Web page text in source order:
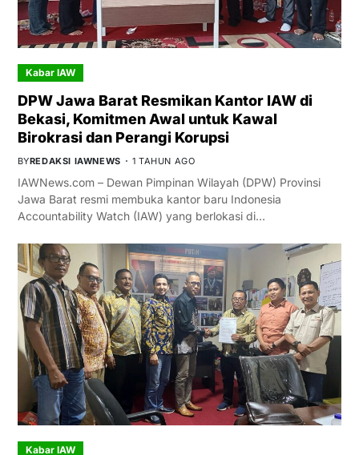
Kabar IAW
DPW Jawa Barat Resmikan Kantor IAW di
Bekasi, Komitmen Awal untuk Kawal
Birokrasi dan Perangi Korupsi
BYREDAKSI IAWNEWS 1 TAHUN AGO
IAWNews.com – Dewan Pimpinan Wilayah (DPW) Provinsi
Jawa Barat resmi membuka kantor baru Indonesia
Accountability Watch (IAW) yang berlokasi di…
Kabar IAW